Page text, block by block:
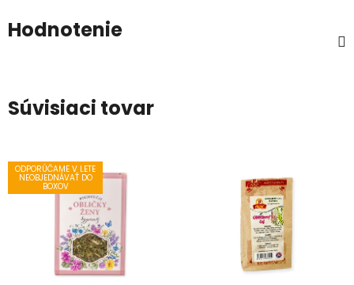
Hodnotenie
Súvisiaci tovar
ODPORÚČAME V LETE
NEOBJEDNÁVAŤ DO
BOXOV